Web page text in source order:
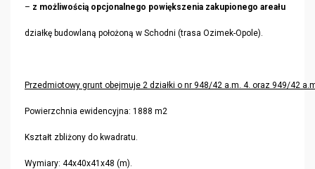
– z możliwością opcjonalnego powiększenia zakupionego areału
działkę budowlaną położoną w Schodni (trasa Ozimek-Opole).
Przedmiotowy grunt obejmuje 2 działki o nr 948/42 a.m. 4. oraz 949/42
Powierzchnia ewidencyjna: 1888 m2
Kształt zbliżony do kwadratu.
Wymiary: 44x40x41x48 (m).